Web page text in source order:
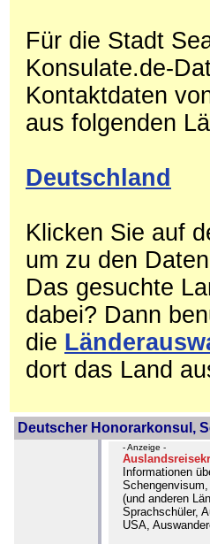
Für die Stadt
Konsulate.de-
Kontaktdaten
aus folgenden
Deutschland
Klicken Sie auf
um zu den
Das gesuchte
dabei? Dann
die
dort das Land
Deutscher Honorarkonsul,
- Anzeige -
Informationen
(und anderen
Sprachschüler,
USA,